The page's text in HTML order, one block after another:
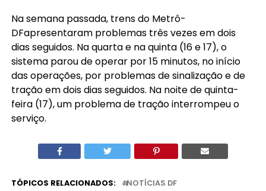
Na semana passada, trens do Metrô-
DFapresentaram problemas três vezes em dois
dias seguidos. Na quarta e na quinta (16 e 17), o
sistema parou de operar por 15 minutos, no início
das operações, por problemas de sinalização e de
tração em dois dias seguidos. Na noite de quinta-
feira (17), um problema de tração interrompeu o
serviço.
TÓPICOS RELACIONADOS: NOTÍCIAS DF